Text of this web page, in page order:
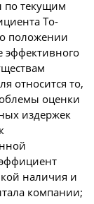
по текущим
То-
положении
эффективного
относится то,
оценки
издержек
наличия и
компании;